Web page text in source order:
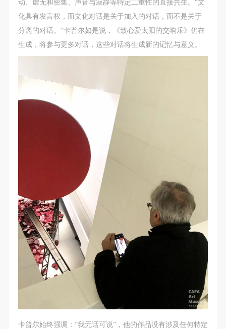
动、虚无和密集、声音与寂静等特定二重性的直接共生。“文
化具有发言权，而文化对话是关于加入的对话，而不是关于
分离的对话。”卡普尔如是说，《致心爱太阳的交响乐》仍在
生成，将参与更多对话，这些对话将生成新的记忆与意义。
卡普尔始终强调：“我无话可说”，他的作品没有涉及任何特定
份，甲乙双方各执一份，均具有同等法律效力。
活动参与者意味着接受并承担本协议的全部义务，未
同意者意味着放弃参加此次活动的权利。凡参加这次
活动前，必须事先与自己的家属沟通，取得家属同
后，视作其家属也已知晓并同意。
我已认真阅读上述条款，并且同意。
份，甲乙双方各执一份，均具有同等法律效力。
活动参与者意味着接受并承担本协议的全部义务，未
同意者意味着放弃参加此次活动的权利。凡参加这次
活动前，必须事先与自己的家属沟通，取得家属同
后，视作其家属也已知晓并同意。
我已认真阅读上述条款，并且同意。
份，甲乙双方各执一份，均具有同等法律效力。
活动参与者意味着接受并承担本协议的全部义务，未
同意者意味着放弃参加此次活动的权利。凡参加这次
活动前，必须事先与自己的家属沟通，取得家属同
后，视作其家属也已知晓并同意。
我已认真阅读上述条款，并且同意。